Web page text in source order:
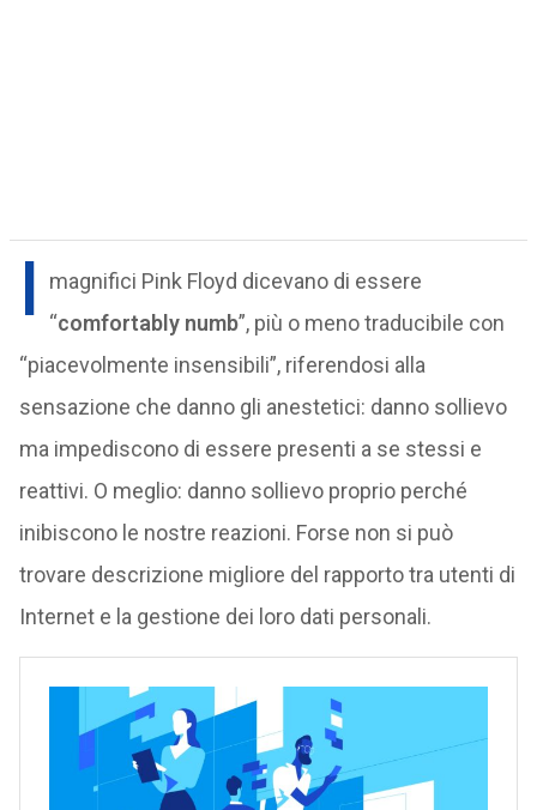
I
magnifici Pink Floyd dicevano di essere
“comfortably numb”, più o meno traducibile con
“piacevolmente insensibili”, riferendosi alla
sensazione che danno gli anestetici: danno sollievo
ma impediscono di essere presenti a se stessi e
reattivi. O meglio: danno sollievo proprio perché
inibiscono le nostre reazioni. Forse non si può
trovare descrizione migliore del rapporto tra utenti di
Internet e la gestione dei loro dati personali.